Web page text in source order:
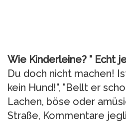
Wie Kinderleine? " Echt
Du doch nicht machen!
kein Hund!", "Bellt er
Lachen, böse oder
Straße, Kommentare